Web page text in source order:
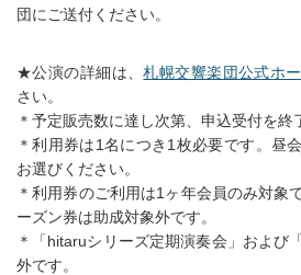
団にご送付ください。
★公演の詳細は、札幌交響楽団公式ホ
さい。
＊予定販売数に達し次第、申込受付を終
＊利用券は1名につき1枚必要です。昼
お選びください。
＊利用券のご利用は1ヶ年会員のみ対象
ーズン券は助成対象外です。
＊「hitaruシリーズ定期演奏会」および
外です。